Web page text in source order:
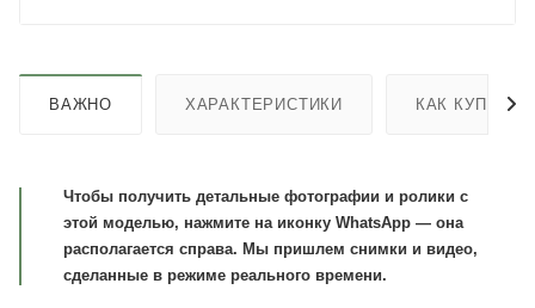
ВАЖНО ХАРАКТЕРИСТИКИ КАК КУПИТЬ
Чтобы получить детальные фотографии и ролики с
этой моделью, нажмите на иконку WhatsApp — она
располагается справа. Мы пришлем снимки и видео,
сделанные в режиме реального времени.